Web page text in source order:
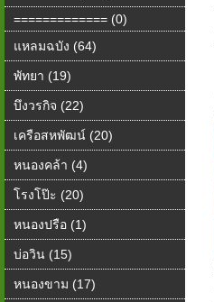
============= (0)
แหลมฉบัง (64)
พัทยา (19)
บึงวรกิจ (22)
เครือสหพัฒน์ (20)
หนองคล้า (4)
โรงโป๊ะ (20)
หนองปรือ (1)
บ่อวิน (15)
หนองขาม (17)